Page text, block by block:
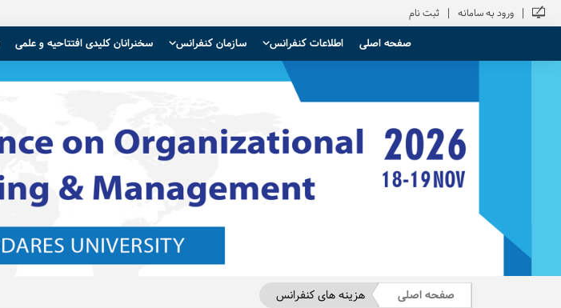
| ورود به سامانه | ثبت نام
صفحه اصلی اطلاعات کنفرانس سازمان کنفرانس سخنرانان کلیدی افتتاحیه و علمی
صفحه اصلی هزینه های کنفرانس